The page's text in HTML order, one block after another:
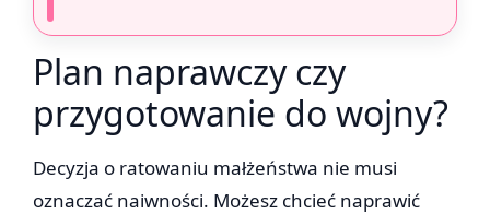
Plan naprawczy czy
przygotowanie do wojny?
Decyzja o ratowaniu małżeństwa nie musi
oznaczać naiwności. Możesz chcieć naprawić